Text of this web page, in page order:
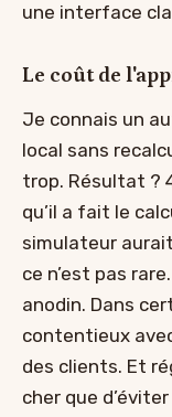
une interface
Le coût de
Je connais un
local sans
trop. Résultat ?
qu’il a fait le
simulateur
ce n’est pas
anodin. Dans
contentieux
des clients. Et
cher que